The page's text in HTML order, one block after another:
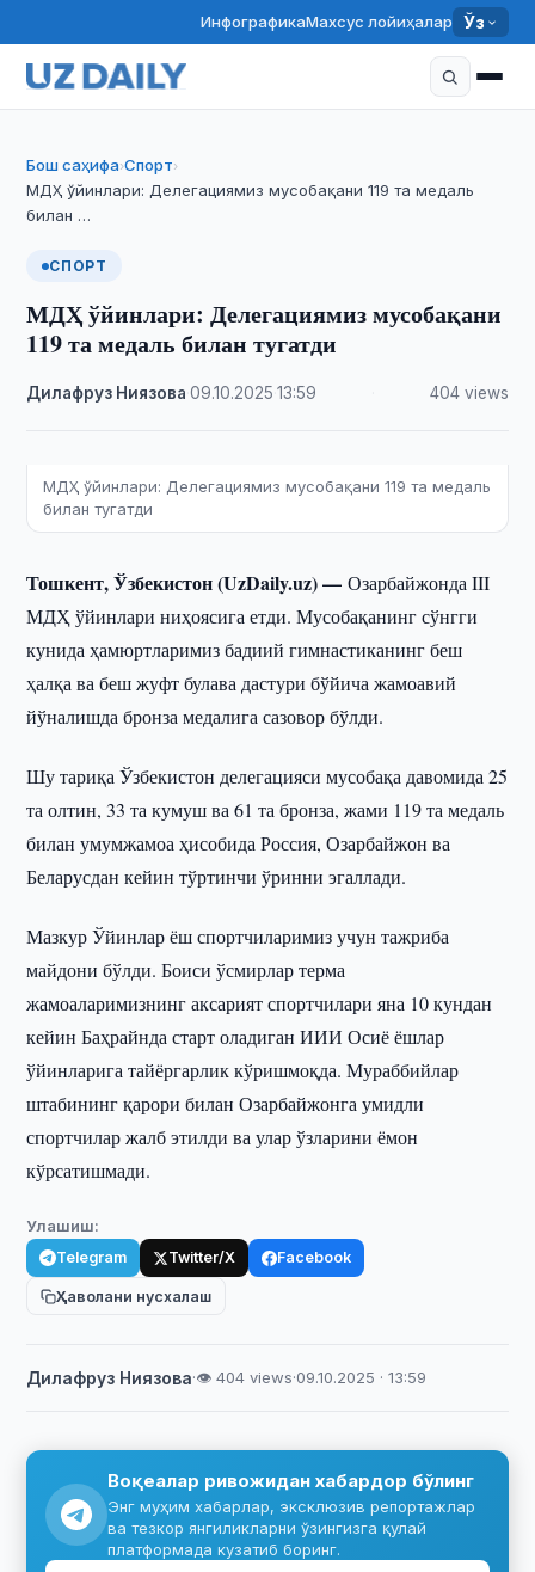
ИнфографикаМахсус лойиҳалар Ўз
Бош саҳифа›Спорт›
МДҲ ўйинлари: Делегациямиз мусобақани 119 та медаль
билан …
СПОРТ
МДҲ ўйинлари: Делегациямиз мусобақани
119 та медаль билан тугатди
Дилафруз Ниязова ·09.10.2025 ·13:59 404 views
МДҲ ўйинлари: Делегациямиз мусобақани 119 та медаль
билан тугатди
Тошкент, Ўзбекистон (UzDaily.uz) —Озарбайжонда III
МДҲ ўйинлари ниҳоясига етди. Мусобақанинг сўнгги
кунида ҳамюртларимиз бадиий гимнастиканинг беш
ҳалқа ва беш жуфт булава дастури бўйича жамоавий
йўналишда бронза медалига сазовор бўлди.
Шу тариқа Ўзбекистон делегацияси мусобақа давомида 25
та олтин, 33 та кумуш ва 61 та бронза, жами 119 та медаль
билан умумжамоа ҳисобида Россия, Озарбайжон ва
Беларусдан кейин тўртинчи ўринни эгаллади.
Мазкур Ўйинлар ёш спортчиларимиз учун тажриба
майдони бўлди. Боиси ўсмирлар терма
жамоаларимизнинг аксарият спортчилари яна 10 кундан
кейин Баҳрайнда старт оладиган ИИИ Осиё ёшлар
ўйинларига тайёргарлик кўришмоқда. Мураббийлар
штабининг қарори билан Озарбайжонга умидли
спортчилар жалб этилди ва улар ўзларини ёмон
кўрсатишмади.
Улашиш:
Telegram Twitter/X Facebook
Ҳаволани нусхалаш
Дилафруз Ниязова·👁 404 views·09.10.2025 · 13:59
Воқеалар ривожидан хабардор бўлинг
Энг муҳим хабарлар, эксклюзив репортажлар
ва тезкор янгиликларни ўзингизга қулай
платформада кузатиб боринг.